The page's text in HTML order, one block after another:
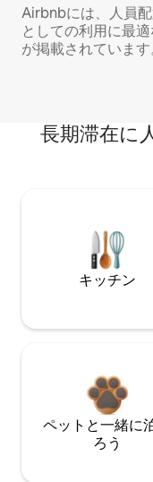
Airbnbには、人員
としての利用に最
が掲載されています
長期滞在に
キッチン
ペットと一緒に
ろう